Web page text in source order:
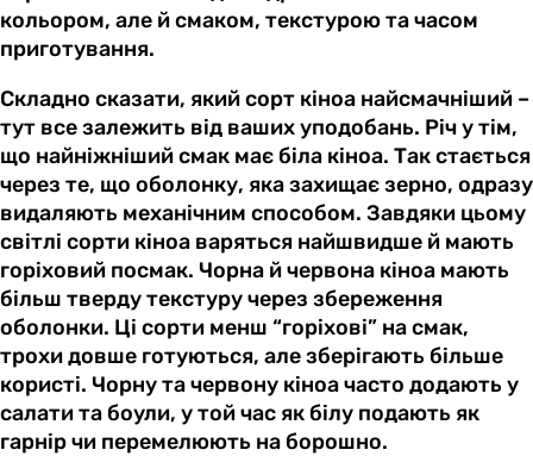
кольором, але й смаком, текстурою та часом
приготування.
Складно сказати, який сорт кіноа найсмачніший –
тут все залежить від ваших уподобань. Річ у тім,
що найніжніший смак має біла кіноа. Так стається
через те, що оболонку, яка захищає зерно, одразу
видаляють механічним способом. Завдяки цьому
світлі сорти кіноа варяться найшвидше й мають
горіховий посмак. Чорна й червона кіноа мають
більш тверду текстуру через збереження
оболонки. Ці сорти менш “горіхові” на смак,
трохи довше готуються, але зберігають більше
користі. Чорну та червону кіноа часто додають у
салати та боули, у той час як білу подають як
гарнір чи перемелюють на борошно.